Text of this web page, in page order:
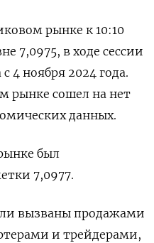
рынке к 10:10
7,0975​, в ходе сессии
4 ноября 2024 года.
рынке сошел на нет
данных.
был
7,0977.
вызваны продажами
и трейдерами,